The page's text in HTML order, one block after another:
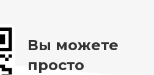
Вы можете
просто